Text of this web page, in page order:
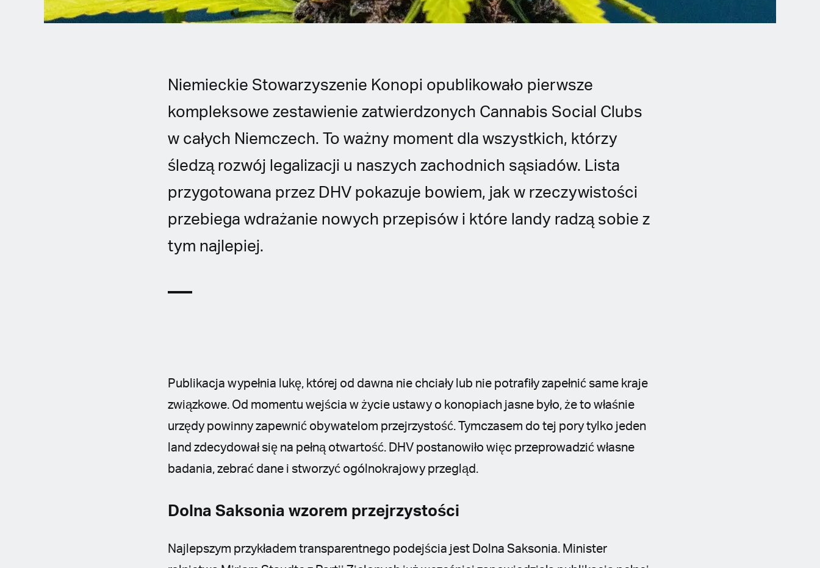
Niemieckie Stowarzyszenie Konopi opublikowało pierwsze
kompleksowe zestawienie zatwierdzonych Cannabis Social Clubs
w całych Niemczech. To ważny moment dla wszystkich, którzy
śledzą rozwój legalizacji u naszych zachodnich sąsiadów. Lista
przygotowana przez DHV pokazuje bowiem, jak w rzeczywistości
przebiega wdrażanie nowych przepisów i które landy radzą sobie z
tym najlepiej.
Publikacja wypełnia lukę, której od dawna nie chciały lub nie potrafiły zapełnić same kraje
związkowe. Od momentu wejścia w życie ustawy o konopiach jasne było, że to właśnie
urzędy powinny zapewnić obywatelom przejrzystość. Tymczasem do tej pory tylko jeden
land zdecydował się na pełną otwartość. DHV postanowiło więc przeprowadzić własne
badania, zebrać dane i stworzyć ogólnokrajowy przegląd.
Dolna Saksonia wzorem przejrzystości
Najlepszym przykładem transparentnego podejścia jest Dolna Saksonia. Minister